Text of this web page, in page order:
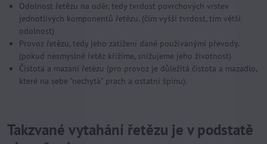
Odolnost řetězu na oděr, tedy tvrdost povrchových vrstev
jednotlivých komponentů řetězu. (čím vyšší tvrdost, tím větší
odolnost)
Provoz řetězu, tedy jeho zatížení dané používanými převody.
(pokud nesmyslně řetěz křížíme, snižujeme jeho životnost)
Čistota a mazání řetězu (pro provoz je důležitá čistota a mazadlo,
které na sebe "nechytá" prach a ostatní špínu).
Takzvané vytahání řetězu je v podstatě